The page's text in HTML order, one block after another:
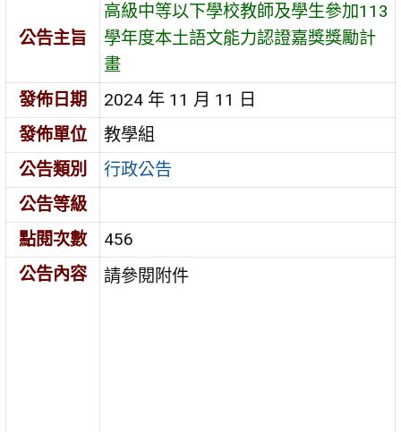
公告主旨
高級中等以下學校教師及學生參加113
學年度本土語文能力認證嘉獎獎勵計
畫
發佈日期
2024 年 11 月 11 日
發佈單位
教學組
公告類別
行政公告
公告等級
點閱次數
456
公告內容
請參閱附件